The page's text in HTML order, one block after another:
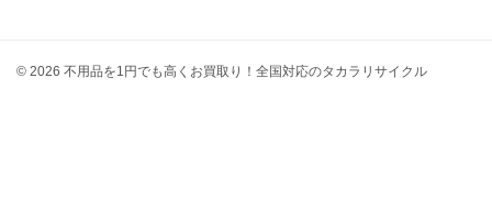
© 2026 不用品を1円でも高くお買取り！全国対応のタカラリサイクル